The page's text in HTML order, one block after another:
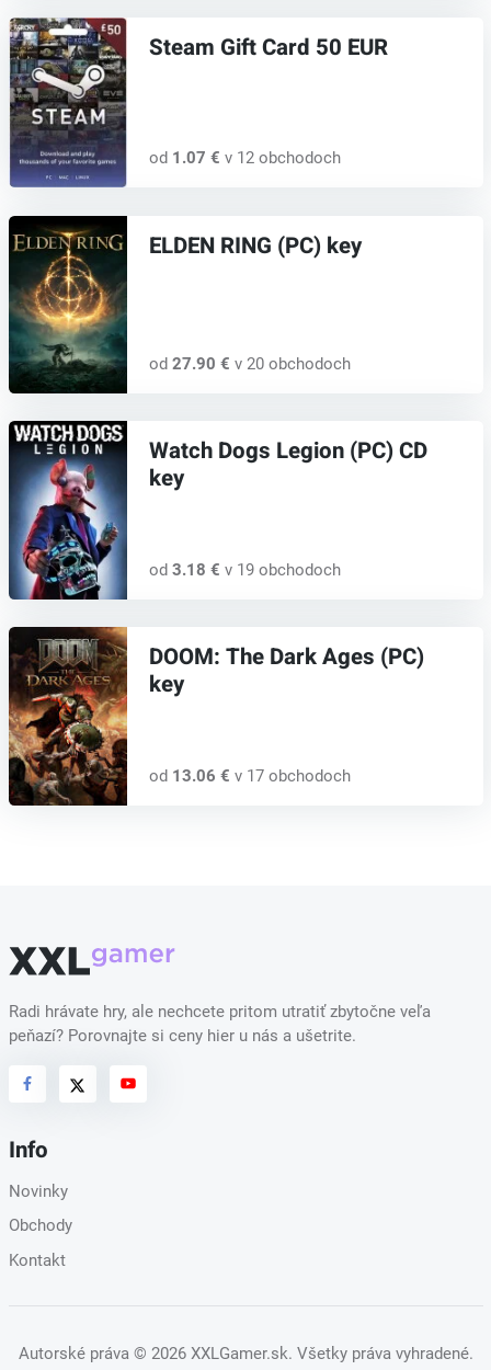
Steam Gift Card 50 EUR
od 1.07 € v 12 obchodoch
ELDEN RING (PC) key
od 27.90 € v 20 obchodoch
Watch Dogs Legion (PC) CD
key
od 3.18 € v 19 obchodoch
DOOM: The Dark Ages (PC)
key
od 13.06 € v 17 obchodoch
Radi hrávate hry, ale nechcete pritom utratiť zbytočne veľa
peňazí? Porovnajte si ceny hier u nás a ušetrite.
Info
Novinky
Obchody
Kontakt
Autorské práva © 2026 XXLGamer.sk. Všetky práva vyhradené.